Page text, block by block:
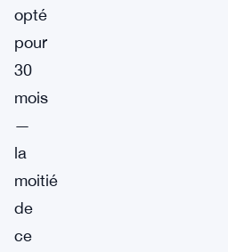
opté
pour
30
mois
—
la
moitié
de
ce